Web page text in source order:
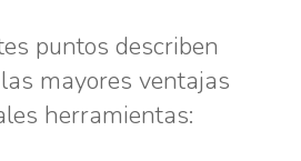
puntos describen
mayores ventajas
herramientas: